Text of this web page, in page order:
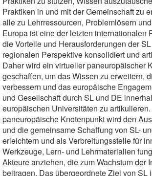
Praktiken in und mit der Gemeinschaft zu
alle zu Lehrressourcen, Problemlösern
Europa ist eine der letzten internationalen
die Vorteile und Herausforderungen der
regionalen Perspektive konsolidiert und
Daher wird ein virtueller paneuropäischer
geschaffen, um das Wissen zu erweitern,
verbessern und das europäische
und Gesellschaft durch SL und DE
europäischen Universitäten zu
paneuropäische Knotenpunkt wird den
und die gemeinsame Schaffung von SL-
erleichtern und als Verbreitungsstelle für
Werkzeuge, Lern- und Lehrmaterialien
Akteure anziehen, die zum Wachstum der
beitragen. Das übergeordnete Ziel von SL